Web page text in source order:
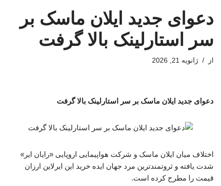
دعوای جدید ایلان ماسک بر
سر استارلینک بالا گرفت
از ژانویه 21, 2026
دعوای جدید ایلان ماسک بر سر استارلینک بالا گرفت
اختلاف میان ایلان ماسک و شرکت هواپیمایی اروپایی «رایان ایر»
شدت یافته و ثروتمندترین مرد جهان ایده خرید این ایرلاین ارزان
قیمت را مطرح کرده است.